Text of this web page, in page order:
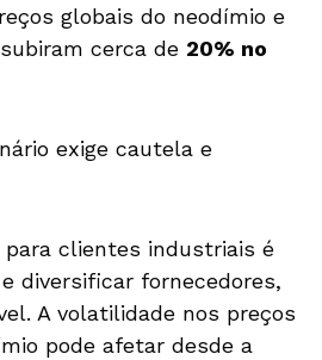
globais do neodímio e
cerca de 20% no
exige cautela e
para clientes industriais é
diversificar fornecedores,
A volatilidade nos preços
pode afetar desde a